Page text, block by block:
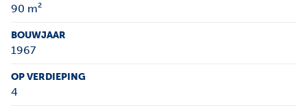
90 m²
BOUWJAAR
1967
OP VERDIEPING
4